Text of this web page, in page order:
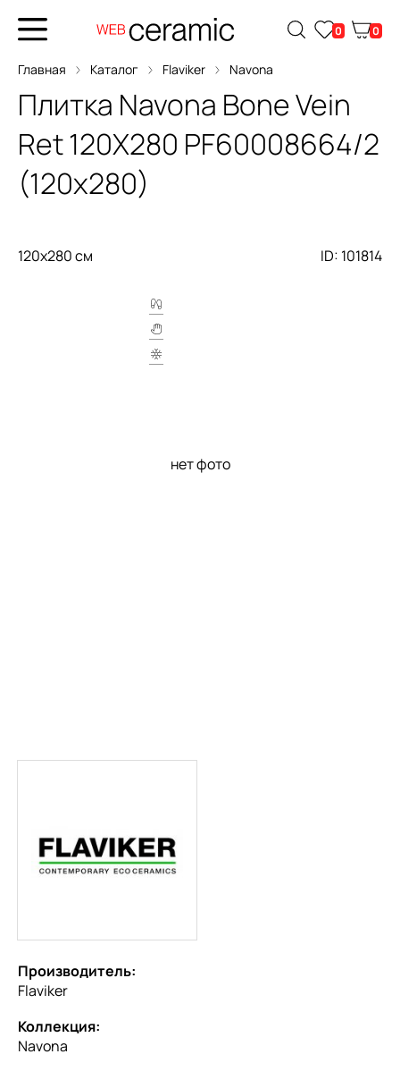
0 0
Главная Каталог Flaviker Navona
Плитка Navona Bone Vein
Ret 120X280 PF60008664/2
(120x280)
120x280 см ID: 101814
нет фото
Производитель:
Flaviker
Коллекция:
Navona